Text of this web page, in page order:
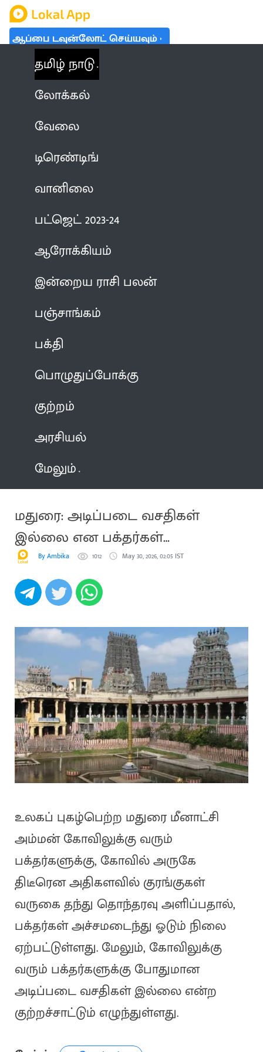
ஆப்பை டவுன்லோட் செய்யவும்
தமிழ் நாடு
லோக்கல்
வேலை
டிரெண்டிங்
வானிலை
பட்ஜெட் 2023-24
ஆரோக்கியம்
இன்றைய ராசி பலன்
பஞ்சாங்கம்
பக்தி
பொழுதுப்போக்கு
குற்றம்
அரசியல்
மேலும்
மதுரை: அடிப்படை வசதிகள்
இல்லை என பக்தர்கள்
குற்றச்சாட்டு
By Ambika 1012 May 30, 2026, 02:05 IST
உலகப் புகழ்பெற்ற மதுரை மீனாட்சி
அம்மன் கோவிலுக்கு வரும்
பக்தர்களுக்கு, கோவில் அருகே
திடீரென அதிகளவில் குரங்குகள்
வருகை தந்து தொந்தரவு அளிப்பதால்,
பக்தர்கள் அச்சமடைந்து ஓடும் நிலை
ஏற்பட்டுள்ளது. மேலும், கோவிலுக்கு
வரும் பக்தர்களுக்கு போதுமான
அடிப்படை வசதிகள் இல்லை என்ற
குற்றச்சாட்டும் எழுந்துள்ளது.